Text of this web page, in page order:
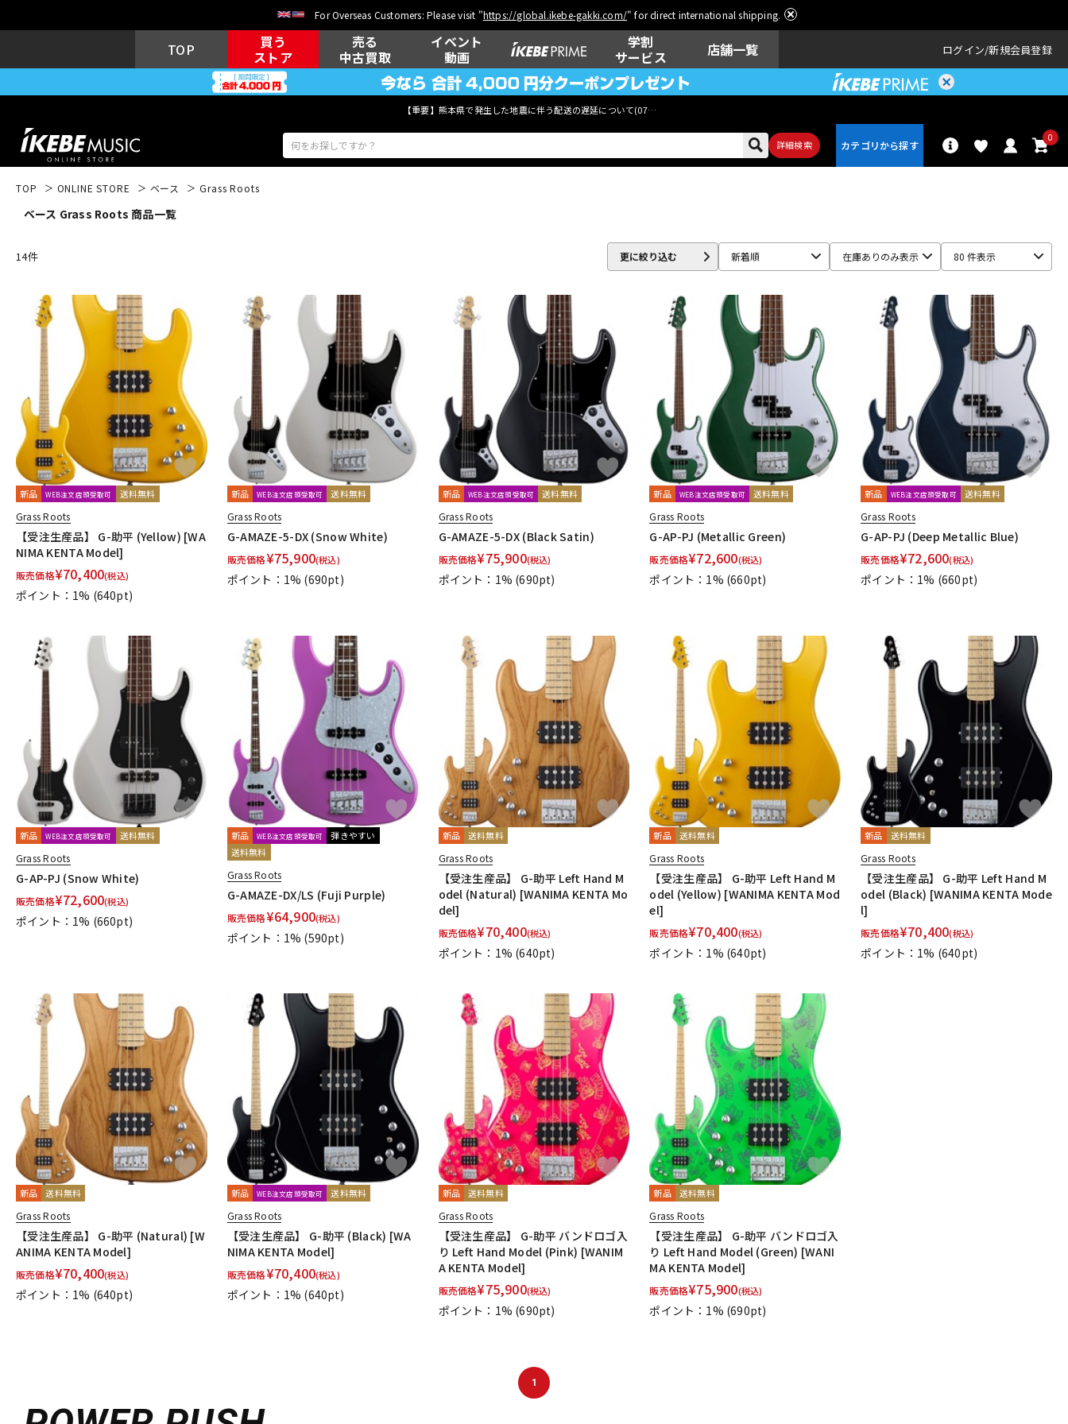
For Overseas Customers: Please visit "https://global.ikebe-gakki.com/" for direct international shipping.
TOP
買う
ストア
売る
中古買取
イベント
動画
学割
サービス
店舗一覧 ログイン 新規会員登録
【重要】熊本県で発生した地震に伴う配送の遅延について(07月29日
詳細検索
0
エレキギター
キーボード 電子ピアノ 管楽器 アンプ エフェクター
DJ機器 DTM オンラ
イン納品
レコーディン
グ機器
配信/ライブ
機器
楽器アクセサ
中古 ヴィンテージ
TOP ONLINE STORE ベース Grass Roots
ベース Grass Roots 商品一覧
14件 更に絞り込む 新着順 在庫ありのみ表示 80 件表示
新品 WEB注文店頭受取可 送料無料
Grass Roots
【受注生産品】 G-助平 (Yellow) [WA
NIMA KENTA Model]
販売価格¥70,400(税込)
ポイント：1% (640pt)
新品 WEB注文店頭受取可 送料無料
Grass Roots
G-AMAZE-5-DX (Snow White)
販売価格¥75,900(税込)
ポイント：1% (690pt)
新品 WEB注文店頭受取可 送料無料
Grass Roots
G-AMAZE-5-DX (Black Satin)
販売価格¥75,900(税込)
ポイント：1% (690pt)
新品 WEB注文店頭受取可 送料無料
Grass Roots
G-AP-PJ (Metallic Green)
販売価格¥72,600(税込)
ポイント：1% (660pt)
新品 WEB注文店頭受取可 送料無料
Grass Roots
G-AP-PJ (Deep Metallic Blue)
販売価格¥72,600(税込)
ポイント：1% (660pt)
新品 WEB注文店頭受取可 送料無料
Grass Roots
G-AP-PJ (Snow White)
販売価格¥72,600(税込)
ポイント：1% (660pt)
新品 WEB注文店頭受取可
弾きやすい
送料無料
Grass Roots
G-AMAZE-DX/LS (Fuji Purple)
販売価格¥64,900(税込)
ポイント：1% (590pt)
新品 送料無料
Grass Roots
【受注生産品】 G-助平 Left Hand M
odel (Natural) [WANIMA KENTA Mo
del]
販売価格¥70,400(税込)
ポイント：1% (640pt)
新品 送料無料
Grass Roots
【受注生産品】 G-助平 Left Hand M
odel (Yellow) [WANIMA KENTA Mod
el]
販売価格¥70,400(税込)
ポイント：1% (640pt)
新品 送料無料
Grass Roots
【受注生産品】 G-助平 Left Hand M
odel (Black) [WANIMA KENTA Mode
l]
販売価格¥70,400(税込)
ポイント：1% (640pt)
新品 送料無料
Grass Roots
【受注生産品】 G-助平 (Natural) [W
ANIMA KENTA Model]
販売価格¥70,400(税込)
ポイント：1% (640pt)
新品 WEB注文店頭受取可 送料無料
Grass Roots
【受注生産品】 G-助平 (Black) [WA
NIMA KENTA Model]
販売価格¥70,400(税込)
ポイント：1% (640pt)
新品 送料無料
Grass Roots
【受注生産品】 G-助平 バンドロゴ入
り Left Hand Model (Pink) [WANIM
A KENTA Model]
販売価格¥75,900(税込)
ポイント：1% (690pt)
新品 送料無料
Grass Roots
【受注生産品】 G-助平 バンドロゴ入
り Left Hand Model (Green) [WANI
MA KENTA Model]
販売価格¥75,900(税込)
ポイント：1% (690pt)
1